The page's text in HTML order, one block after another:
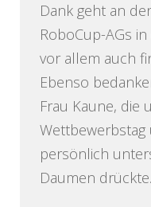
Dank geht an
RoboCup-AGs
vor allem auch
Ebenso
Frau Kaune, die
persönlich
Daumen drückte.